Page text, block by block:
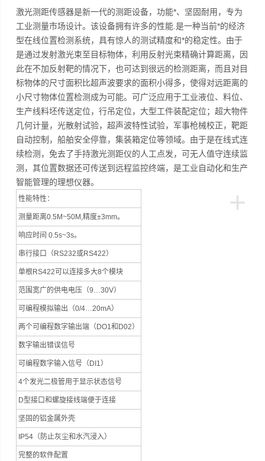
激光测距传感器是新一代的测距设备，功能*、坚固耐用，专为
工业测量市场设计。该设备拥有许多的性能.是一种当前*的经济
型在线位置检测系统，具有惊人的测试精度和*的稳定性。由于
是通过发射激光束至目标物体，利用反射光束精确计算距离，因
此在不加反射靶的情况下，也可达到很远的检测距离，而且对目
标物体的尺寸面积比超声波要求的面积小得多，使得对远距离的
小尺寸物体位置检测成为可能。可广泛应用于工业液位、料位、
生产线料坯传送定位，行吊定位，大型工件装配定位；超大物件
几何计量，光散射试验，超声波特性试验，军事枪械校正，靶距
自动控制，船舶安全停靠，集装箱定位等领域。由于是在线式连
续检测，免去了手持激光测距仪的人工点发，可无人值守连续监
测，其位置数据还可传送到远程监控终端，是工业自动化和生产
智能管理的理想仪器。
+
性能特性：
测量距离0.5M~50M,精度±3mm。
响应时间 0.5s~3s。
串行接口（ RS232或RS422）
单根RS422可以连接多大8个模块
范围宽广的供电电压（9…30V）
可编程模拟输出（0/4…20mA）
两个可编程数字输出端 （DO1和D02）
数字输出错误信号
可编程数字输入信号（ DI1）
4个发光二极管用于显示状态信号
D型接口和螺旋接线端便于连接
坚固的铝金属外壳
IP54（防止灰尘和水汽浸入）
完整的软件配置